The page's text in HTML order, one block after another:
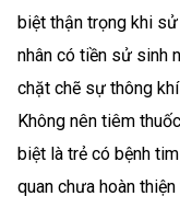
biệt thận trọng khi
nhân có tiền sử sinh
chặt chẽ sự thông
Không nên tiêm
biệt là trẻ có bệnh
quan chưa hoàn